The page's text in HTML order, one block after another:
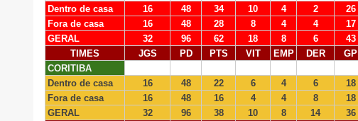
Dentro de casa
16 48 34 10 4 2 26
Fora de casa
16 48 28 8 4 4 17
GERAL
32 96 62 18 8 6 43
TIMES
JGS PD PTS VIT EMP DER GP
CORITIBA
Dentro de casa
16 48 22 6 4 6 18
Fora de casa
16 48 16 4 4 8 18
GERAL
32 96 38 10 8 14 36